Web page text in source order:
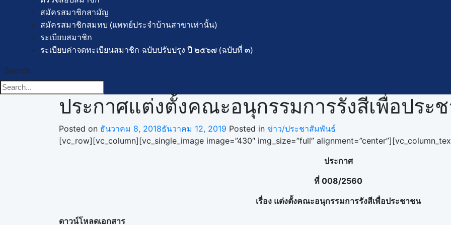
สมัครสมาชิกสามัญ
สมัครสมาชิกสมทบ (แพทย์ประจำบ้านสาขาเท่านั้น)
ระเบียบสมาชิก
ระเบียบค่าจดทะเบียนสมาชิก ฉบับปรับปรุง ปี ๒๕๖๗ (ฉบับที่ ๓)
Search
ประกาศแต่งตั้งคณะอนุกรรมการรังสีเพื่อประ
Posted on ธันวาคม 8, 2018ธันวาคม 12, 2019 Posted in ข่าว/ประชาสัมพันธ์
[vc_row][vc_column][vc_single_image image=”430″ img_size=”full”
ประกาศ
ที่ 008/2560
เรื่อง แต่งตั้งคณะอนุกรรมการรังสีเพื่อประชาชน
ดาวน์โหลดเอกสาร